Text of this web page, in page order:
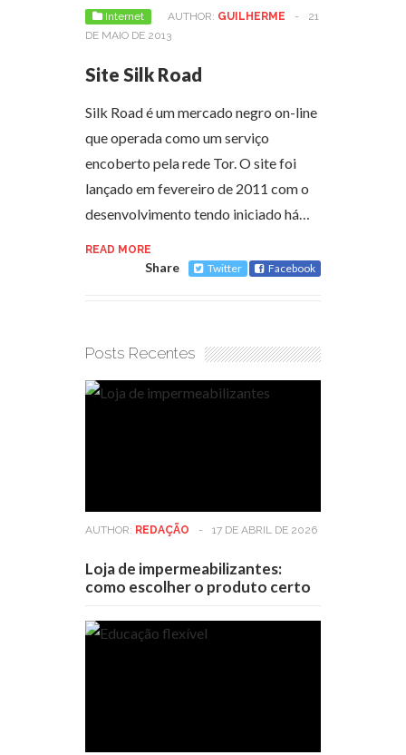
Internet AUTHOR: GUILHERME -
21
DE MAIO DE 2013
Site Silk Road
Silk Road é um mercado negro on-line
que operada como um serviço
encoberto pela rede Tor. O site foi
lançado em fevereiro de 2011 com o
desenvolvimento tendo iniciado há…
READ MORE
Share Twitter Facebook
Posts Recentes
AUTHOR: REDAÇÃO - 17 DE ABRIL DE 2026
Loja de impermeabilizantes:
como escolher o produto certo